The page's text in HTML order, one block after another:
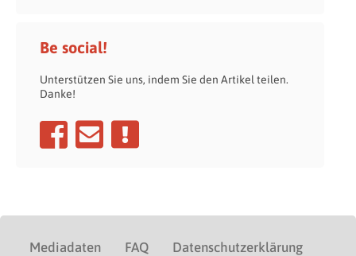
Be social!
Unterstützen Sie uns, indem Sie den Artikel teilen.
Danke!
Mediadaten FAQ Datenschutzerklärung